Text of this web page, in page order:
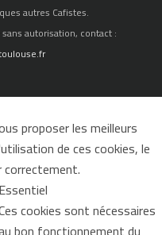
autres Cafistes.
autorisation, contact :
proposer les meilleurs
de ces cookies, le
Essentiel
cookies sont nécessaires